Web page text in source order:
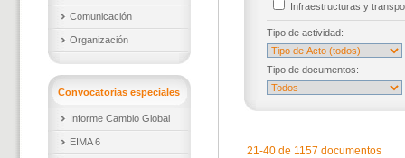
Comunicación
Organización
Convocatorias especiales
Informe Cambio Global
EIMA 6
Infraestructuras y
Tipo de actividad:
Tipo de documentos:
21-40 de 1157 documentos